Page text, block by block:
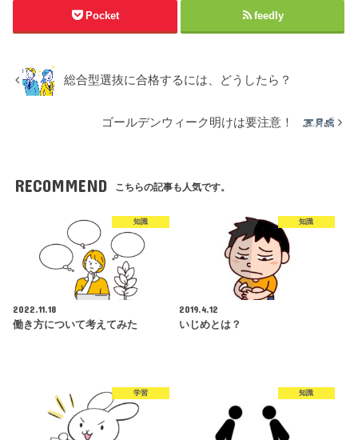
Pocket feedly
総合型選抜に合格するには、どうしたら？
ゴールデンウィーク明けは要注意！
RECOMMEND こちらの記事も人気です。
知識
2022.11.18
働き方について考えてみた
知識
2019.4.12
いじめとは？
学習 知識